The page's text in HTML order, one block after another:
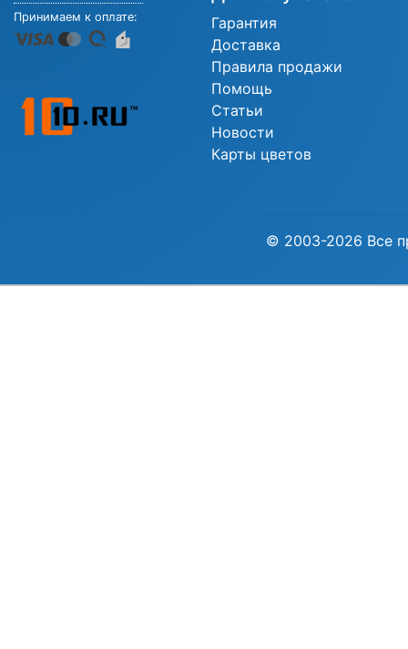
Принимаем к оплате:
Гарантия
Доставка
Правила продажи
Помощь
Статьи
Новости
Карты цветов
© 2003-2026 Все